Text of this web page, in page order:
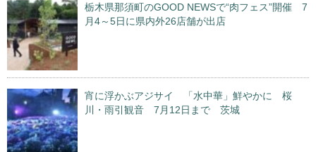
栃木県那須町のGOOD NEWSで“肉フェス”開催 7
月4～5日に県内外26店舗が出店
宵に浮かぶアジサイ 「水中華」鮮やかに 桜
川・雨引観音 7月12日まで 茨城